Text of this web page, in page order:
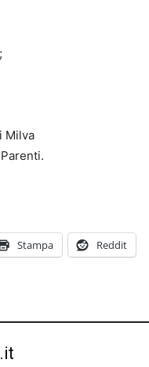
Milva
Stampa Reddit